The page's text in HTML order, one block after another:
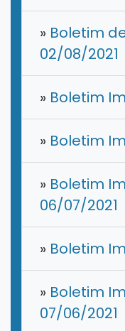
» Boletim
02/08/2021
» Boletim
» Boletim
» Boletim
06/07/2021
» Boletim
» Boletim
07/06/2021